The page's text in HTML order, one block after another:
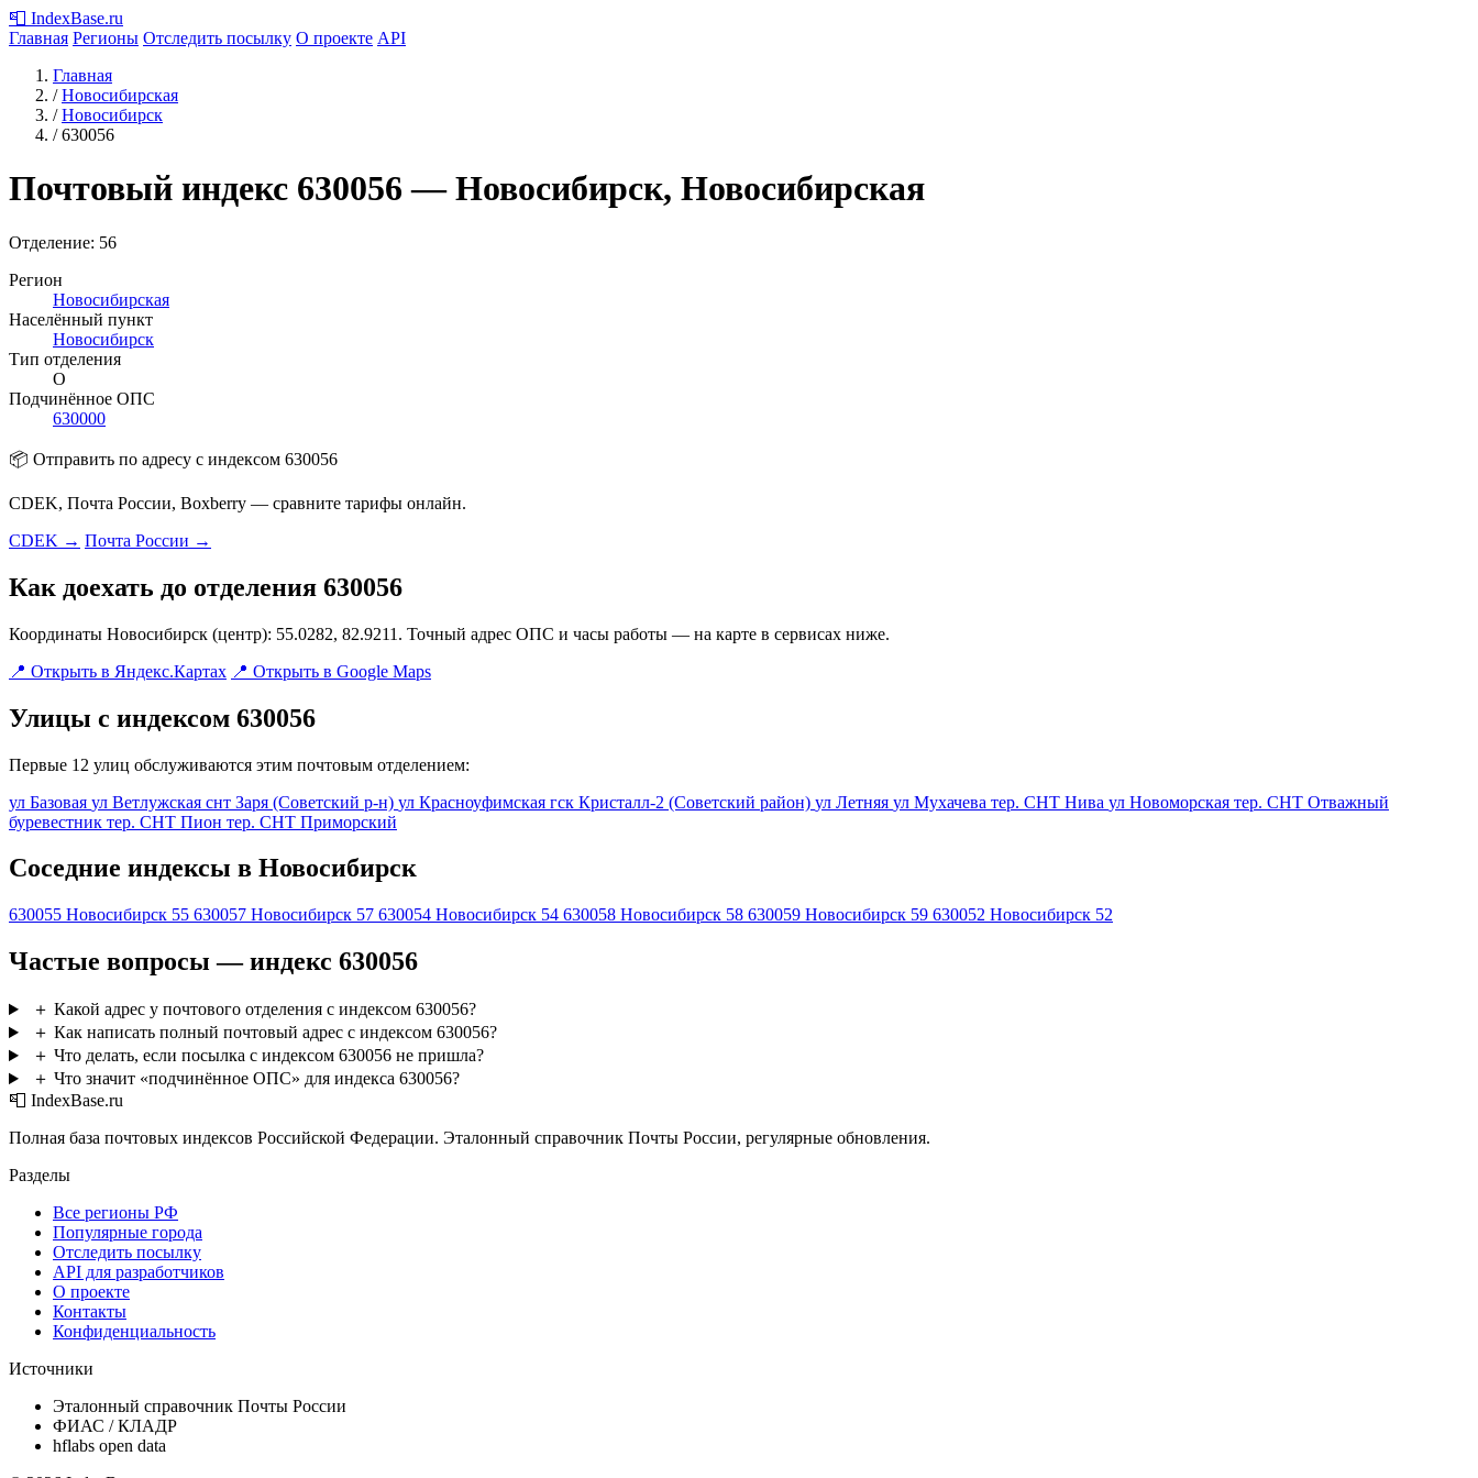
📮 IndexBase.ru
Главная Регионы Отследить посылку О проекте API
Главная
/ Новосибирская
/ Новосибирск
/ 630056
Почтовый индекс 630056 — Новосибирск, Новосибирская
Отделение: 56
Регион
Новосибирская
Населённый пункт
Новосибирск
Тип отделения
О
Подчинённое ОПС
630000
📦 Отправить по адресу с индексом 630056
CDEK, Почта России, Boxberry — сравните тарифы онлайн.
CDEK → Почта России →
Как доехать до отделения 630056
Координаты Новосибирск (центр): 55.0282, 82.9211. Точный адрес ОПС и часы работы — на карте в сервисах ниже.
📍 Открыть в Яндекс.Картах 📍 Открыть в Google Maps
Улицы с индексом 630056
Первые 12 улиц обслуживаются этим почтовым отделением:
ул Базовая ул Ветлужская снт Заря (Советский р-н) ул Красноуфимская гск Кристалл-2 (Советский район) ул Летняя ул Мухачева тер. СНТ Нива ул Новоморская тер. СНТ Отважный
буревестник тер. СНТ Пион тер. СНТ Приморский
Соседние индексы в Новосибирск
630055 Новосибирск 55 630057 Новосибирск 57 630054 Новосибирск 54 630058 Новосибирск 58 630059 Новосибирск 59 630052 Новосибирск 52
Частые вопросы — индекс 630056
＋ Какой адрес у почтового отделения с индексом 630056?
＋ Как написать полный почтовый адрес с индексом 630056?
＋ Что делать, если посылка с индексом 630056 не пришла?
＋ Что значит «подчинённое ОПС» для индекса 630056?
📮 IndexBase.ru
Полная база почтовых индексов Российской Федерации. Эталонный справочник Почты России, регулярные обновления.
Разделы
Все регионы РФ
Популярные города
Отследить посылку
API для разработчиков
О проекте
Контакты
Конфиденциальность
Источники
Эталонный справочник Почты России
ФИАС / КЛАДР
hflabs open data